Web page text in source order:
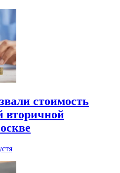
стоимость
вторичной